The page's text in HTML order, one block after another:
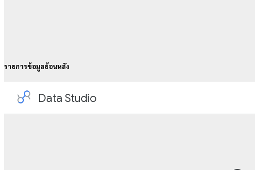
รายการข้อมูลย้อนหลัง